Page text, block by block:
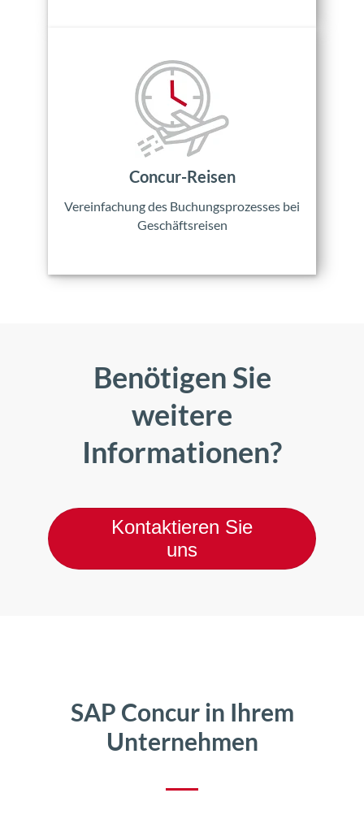
Concur-Reisen
Vereinfachung des Buchungsprozesses bei
Geschäftsreisen
Benötigen Sie
weitere
Informationen?
Kontaktieren Sie
uns
SAP Concur in Ihrem
Unternehmen